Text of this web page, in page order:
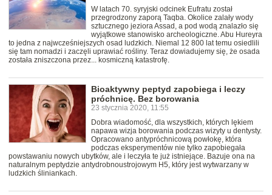
W latach 70. syryjski odcinek Eufratu został
przegrodzony zaporą Taqba. Okolice zalały wody
sztucznego jeziora Assad, a pod wodą znalazło się
wyjątkowe stanowisko archeologiczne. Abu Hureyra
to jedna z najwcześniejszych osad ludzkich. Niemal 12 800 lat temu osiedlili
się tam nomadzi i zaczęli uprawiać rośliny. Teraz dowiadujemy się, że osada
została zniszczona przez... kosmiczną katastrofę.
Bioaktywny peptyd zapobiega i leczy
próchnicę. Bez borowania
23 stycznia 2020, 11:55
Dobra wiadomość, dla wszystkich, których lękiem
napawa wizja borowania podczas wizyty u dentysty.
Opracowano antypróchnicową powłokę, która
podczas eksperymentów nie tylko zapobiegała
powstawaniu nowych ubytków, ale i leczyła te już istniejące. Bazuje ona na
naturalnym peptydzie antydrobnoustrojowym H5, który jest wytwarzany w
ludzkich śliniankach.